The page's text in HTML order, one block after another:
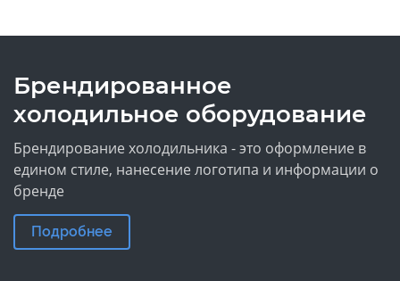
Брендированное
холодильное оборудование
Брендирование холодильника - это оформление в
едином стиле, нанесение логотипа и информации о
бренде
Подробнее